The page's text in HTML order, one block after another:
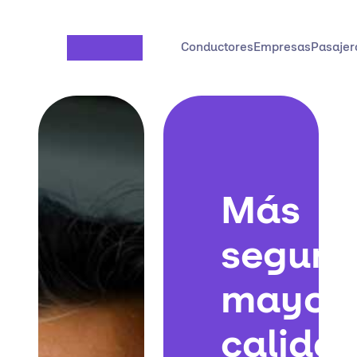
Conductores Empresas
Más
mayor